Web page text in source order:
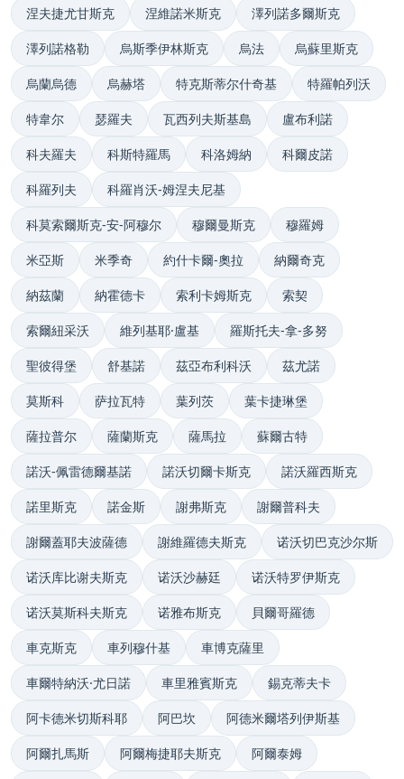
涅夫捷尤甘斯克 涅維諾米斯克 澤列諾多爾斯克
澤列諾格勒 烏斯季伊林斯克 烏法 烏蘇里斯克
烏蘭烏德 烏赫塔 特克斯蒂尔什奇基 特羅帕列沃
特韋尔 瑟羅夫 瓦西列夫斯基島 盧布利諾
科夫羅夫 科斯特羅馬 科洛姆納 科爾皮諾
科羅列夫 科羅肖沃-姆涅夫尼基
科莫索爾斯克-安-阿穆尔 穆爾曼斯克 穆羅姆
米亞斯 米季奇 約什卡爾-奧拉 納爾奇克
納茲蘭 納霍德卡 索利卡姆斯克 索契
索爾紐采沃 維列基耶·盧基 羅斯托夫-拿-多努
聖彼得堡 舒基諾 茲亞布利科沃 茲尤諾
莫斯科 萨拉瓦特 葉列茨 葉卡捷琳堡
薩拉普尔 薩蘭斯克 薩馬拉 蘇爾古特
諾沃-佩雷德爾基諾 諾沃切爾卡斯克 諾沃羅西斯克
諾里斯克 諾金斯 謝弗斯克 謝爾普科夫
謝爾蓋耶夫波薩德 謝維羅德夫斯克 诺沃切巴克沙尔斯
诺沃库比谢夫斯克 诺沃沙赫廷 诺沃特罗伊斯克
诺沃莫斯科夫斯克 诺雅布斯克 貝爾哥羅德
車克斯克 車列穆什基 車博克薩里
車爾特納沃·尤日諾 車里雅賓斯克 錫克蒂夫卡
阿卡德米切斯科耶 阿巴坎 阿德米爾塔列伊斯基
阿爾扎馬斯 阿爾梅捷耶夫斯克 阿爾泰姆